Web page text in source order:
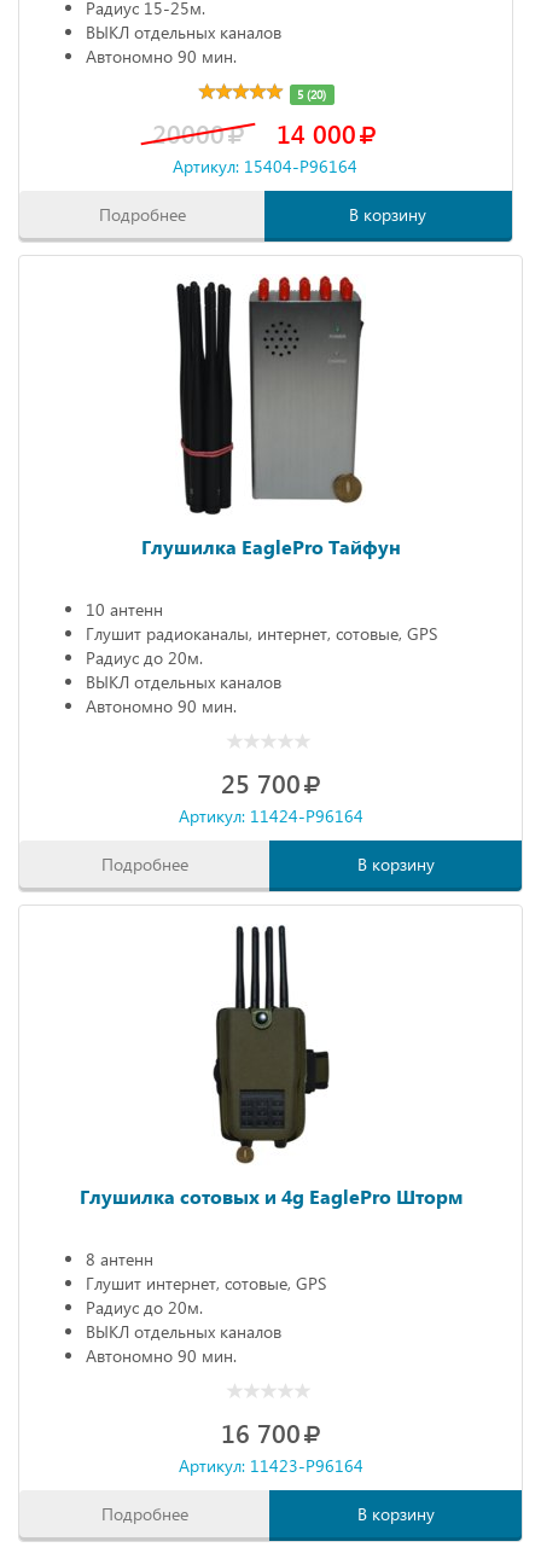
Радиус 15-25м.
ВЫКЛ отдельных каналов
Автономно 90 мин.
5 (20)
20000 14 000
Артикул: 15404-P96164
Подробнее В корзину
Глушилка EaglePro Тайфун
10 антенн
Глушит радиоканалы, интернет, сотовые, GPS
Радиус до 20м.
ВЫКЛ отдельных каналов
Автономно 90 мин.
25 700
Артикул: 11424-P96164
Подробнее В корзину
Глушилка сотовых и 4g EaglePro Шторм
8 антенн
Глушит интернет, сотовые, GPS
Радиус до 20м.
ВЫКЛ отдельных каналов
Автономно 90 мин.
16 700
Артикул: 11423-P96164
Подробнее В корзину